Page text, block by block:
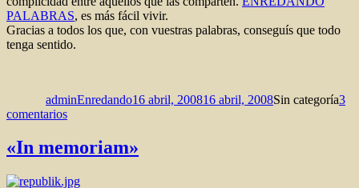
PALABRAS, es más fácil vivir.
Gracias a todos los que, con vuestras palabras, conseguís que todo
tenga sentido.
adminEnredando16 abril, 200816 abril, 2008Sin categoría3
comentariosen
«In memoriam»